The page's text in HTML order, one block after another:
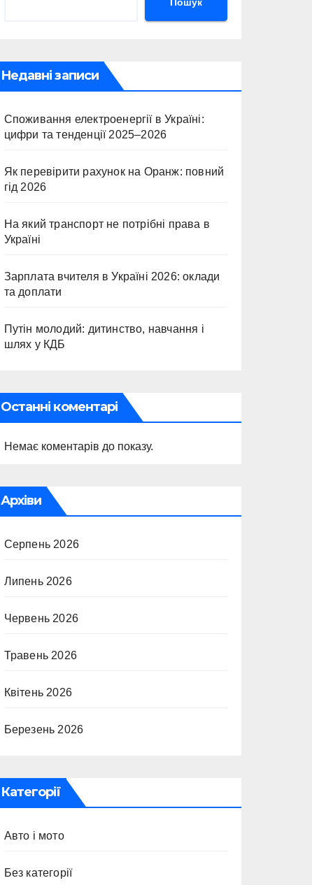
Недавні записи
Споживання електроенергії в Україні:
цифри та тенденції 2025–2026
Як перевірити рахунок на Оранж: повний
гід 2026
На який транспорт не потрібні права в
Україні
Зарплата вчителя в Україні 2026: оклади
та доплати
Путін молодий: дитинство, навчання і
шлях у КДБ
Останні коментарі
Немає коментарів до показу.
Архіви
Серпень 2026
Липень 2026
Червень 2026
Травень 2026
Квітень 2026
Березень 2026
Категорії
Авто і мото
Без категорії